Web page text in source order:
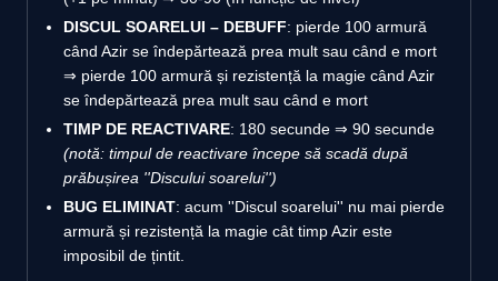
DISCUL SOARELUI – DEBUFF: pierde 100 armură
când Azir se îndepărtează prea mult sau când e mort
⇒ pierde 100 armură și rezistență la magie când Azir
se îndepărtează prea mult sau când e mort
TIMP DE REACTIVARE: 180 secunde ⇒ 90 secunde
(notă: timpul de reactivare începe să scadă după
prăbușirea ''Discului soarelui'')
BUG ELIMINAT: acum ''Discul soarelui'' nu mai pierde
armură și rezistență la magie cât timp Azir este
imposibil de țintit.